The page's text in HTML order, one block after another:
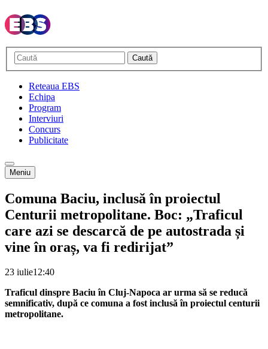
Caută
Reteaua EBS
Echipa
Program
Interviuri
Concurs
Publicitate
Meniu
Comuna Baciu, inclusă în proiectul
Centurii metropolitane. Boc: „Traficul
care azi se descarcă de pe autostrada și
vine în oraș, va fi redirijat”
23 iulie12:40
Traficul dinspre Baciu în Cluj-Napoca ar urma să se reducă
semnificativ, după ce comuna a fost inclusă în proiectul centurii
metropolitane.